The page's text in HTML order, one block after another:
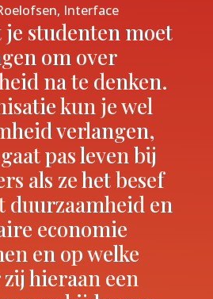
Interface
studenten moet
om over
na te denken.
kun je wel
verlangen,
pas leven bij
als ze het besef
duurzaamheid en
economie
en op welke
hieraan een